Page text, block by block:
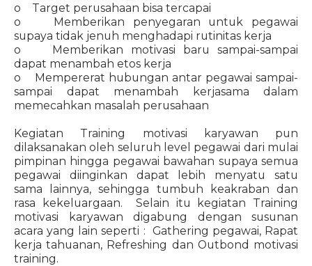
o Target perusahaan bisa tercapai
o Memberikan penyegaran untuk pegawai
supaya tidak jenuh menghadapi rutinitas kerja
o Memberikan motivasi baru sampai-sampai
dapat menambah etos kerja
o Mempererat hubungan antar pegawai sampai-
sampai dapat menambah kerjasama dalam
memecahkan masalah perusahaan
Kegiatan Training motivasi karyawan pun
dilaksanakan oleh seluruh level pegawai dari mulai
pimpinan hingga pegawai bawahan supaya semua
pegawai diinginkan dapat lebih menyatu satu
sama lainnya, sehingga tumbuh keakraban dan
rasa kekeluargaan. Selain itu kegiatan Training
motivasi karyawan digabung dengan susunan
acara yang lain seperti : Gathering pegawai, Rapat
kerja tahuanan, Refreshing dan Outbond motivasi
training.